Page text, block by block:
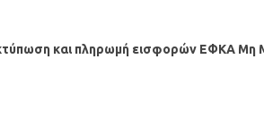
και πληρωμή εισφορών ΕΦΚΑ